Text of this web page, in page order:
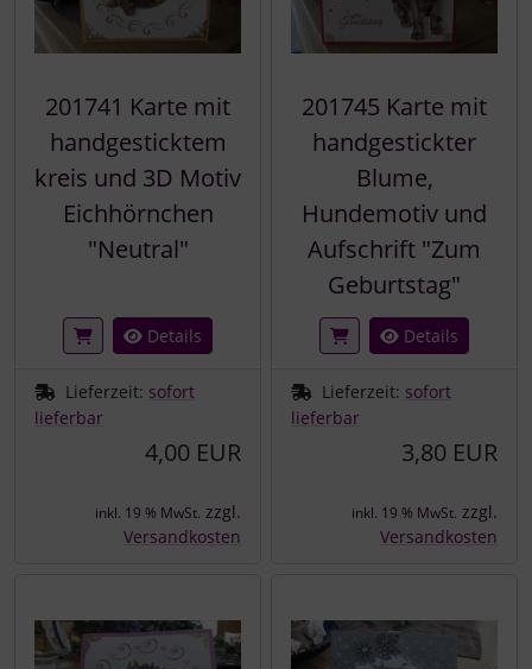
201741 Karte mit
handgesticktem
kreis und 3D Motiv
Eichhörnchen
"Neutral"
Details
Lieferzeit: sofort
lieferbar
4,00 EUR
inkl. 19 % MwSt. zzgl.
Versandkosten
201745 Karte mit
handgestickter
Blume,
Hundemotiv und
Aufschrift "Zum
Geburtstag"
Details
Lieferzeit: sofort
lieferbar
3,80 EUR
inkl. 19 % MwSt. zzgl.
Versandkosten